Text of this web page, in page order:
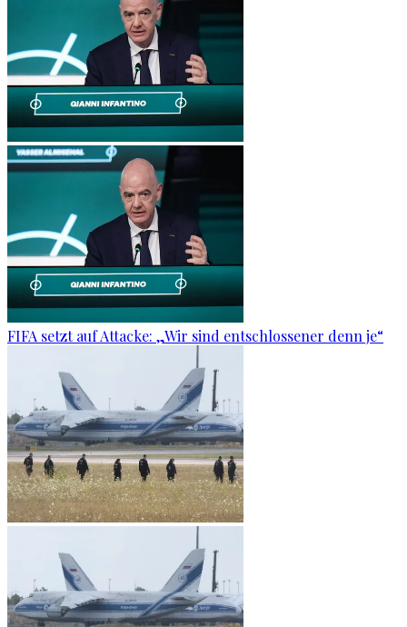
FIFA setzt auf Attacke: „Wir sind entschlossener denn je“